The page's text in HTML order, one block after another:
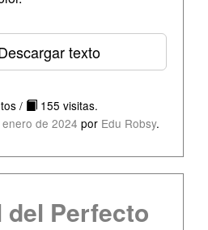
texto
/
155 visitas.
de 2024 por Edu Robsy.
del Perfecto